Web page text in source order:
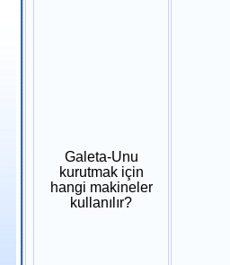
Galeta-Unu
kurutmak için
hangi makineler
kullanılır?